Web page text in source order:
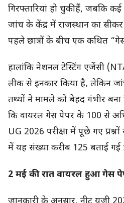
गिरफ्तारियां हो चुकी हैं, जबकि
जांच के केंद्र में राजस्थान का सीकर
पहले छात्रों के बीच एक कथित
हालांकि नेशनल टेस्टिंग एजेंसी
लीक से इनकार किया है, लेकिन
तथ्यों ने मामले को बेहद गंभीर बना
कि वायरल गेस पेपर के 100 से
UG 2026 परीक्षा में पूछे गए
में यह संख्या करीब 125 बताई गई
2 मई की रात वायरल हुआ गेस